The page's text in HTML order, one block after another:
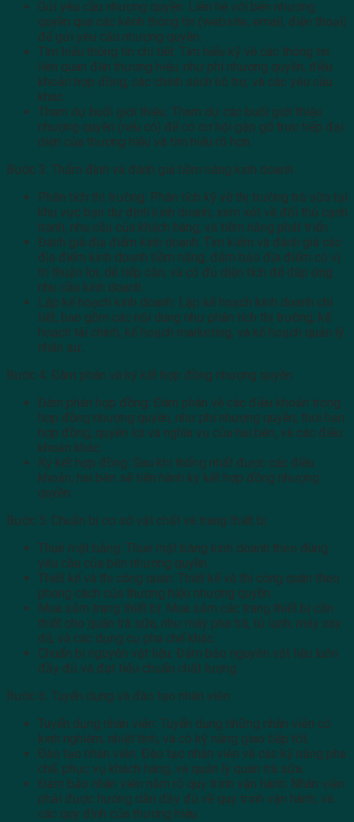
Gửi yêu cầu nhượng quyền: Liên hệ với bên nhượng
quyền qua các kênh thông tin (website, email, điện thoại)
để gửi yêu cầu nhượng quyền.
Tìm hiểu thông tin chi tiết: Tìm hiểu kỹ về các thông tin
liên quan đến thương hiệu, như phí nhượng quyền, điều
khoản hợp đồng, các chính sách hỗ trợ, và các yêu cầu
khác.
Tham dự buổi giới thiệu: Tham dự các buổi giới thiệu
nhượng quyền (nếu có) để có cơ hội gặp gỡ trực tiếp đại
diện của thương hiệu và tìm hiểu rõ hơn.
Bước 3: Thẩm định và đánh giá tiềm năng kinh doanh
Phân tích thị trường: Phân tích kỹ về thị trường trà sữa tại
khu vực bạn dự định kinh doanh, xem xét về đối thủ cạnh
tranh, nhu cầu của khách hàng, và tiềm năng phát triển.
Đánh giá địa điểm kinh doanh: Tìm kiếm và đánh giá các
địa điểm kinh doanh tiềm năng, đảm bảo địa điểm có vị
trí thuận lợi, dễ tiếp cận, và có đủ diện tích để đáp ứng
nhu cầu kinh doanh.
Lập kế hoạch kinh doanh: Lập kế hoạch kinh doanh chi
tiết, bao gồm các nội dung như phân tích thị trường, kế
hoạch tài chính, kế hoạch marketing, và kế hoạch quản lý
nhân sự.
Bước 4: Đàm phán và ký kết hợp đồng nhượng quyền
Đàm phán hợp đồng: Đàm phán về các điều khoản trong
hợp đồng nhượng quyền, như phí nhượng quyền, thời hạn
hợp đồng, quyền lợi và nghĩa vụ của hai bên, và các điều
khoản khác.
Ký kết hợp đồng: Sau khi thống nhất được các điều
khoản, hai bên sẽ tiến hành ký kết hợp đồng nhượng
quyền.
Bước 5: Chuẩn bị cơ sở vật chất và trang thiết bị
Thuê mặt bằng: Thuê mặt bằng kinh doanh theo đúng
yêu cầu của bên nhượng quyền.
Thiết kế và thi công quán: Thiết kế và thi công quán theo
phong cách của thương hiệu nhượng quyền.
Mua sắm trang thiết bị: Mua sắm các trang thiết bị cần
thiết cho quán trà sữa, như máy pha trà, tủ lạnh, máy xay
đá, và các dụng cụ pha chế khác.
Chuẩn bị nguyên vật liệu: Đảm bảo nguyên vật liệu luôn
đầy đủ và đạt tiêu chuẩn chất lượng.
Bước 6: Tuyển dụng và đào tạo nhân viên
Tuyển dụng nhân viên: Tuyển dụng những nhân viên có
kinh nghiệm, nhiệt tình, và có kỹ năng giao tiếp tốt.
Đào tạo nhân viên: Đào tạo nhân viên về các kỹ năng pha
chế, phục vụ khách hàng, và quản lý quán trà sữa.
Đảm bảo nhân viên nắm rõ quy trình vận hành: Nhân viên
phải được hướng dẫn đầy đủ về quy trình vận hành, và
các quy định của thương hiệu.